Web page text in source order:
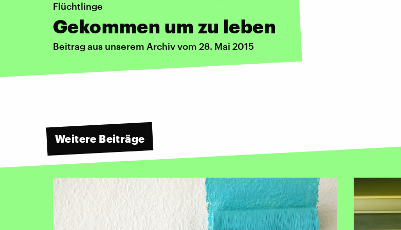
Flüchtlinge
Gekommen um zu leben
Beitrag aus unserem Archiv vom 28. Mai 2015
Weitere Beiträge